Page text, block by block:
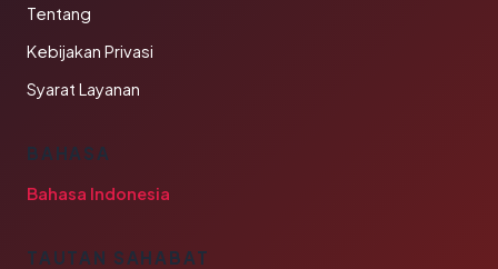
Tentang
Kebijakan Privasi
Syarat Layanan
BAHASA
Bahasa Indonesia
TAUTAN SAHABAT